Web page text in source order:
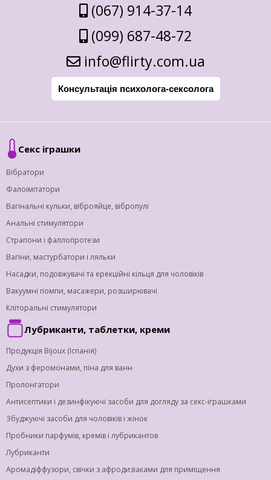
(067) 914-37-14
(099) 687-48-72
info@flirty.com.ua
Консультація психолога-сексолога
Секс іграшки
Вібратори
Фалоімітатори
Вагінальні кульки, віброяйце, вібропулі
Анальні стимулятори
Страпони і фаллопротези
Вагіни, мастурбатори і ляльки
Насадки, подовжувачі та ерекційні кільця для чоловіків
Вакуумні помпи, масажери, розширювачі
Кліторальні стимулятори
Лубриканти, таблетки, креми
Продукція Bijoux (Іспанія)
Духи з феромонами, піна для ванн
Пролонгатори
Антисептики і дезинфікуючі засоби для догляду за секс-іграшками
Збуджуючі засоби для чоловіків і жінок
Пробники парфумів, кремів і лубрикантов
Лубриканти
Аромадіффузори, свічки з афродизіаками для приміщення